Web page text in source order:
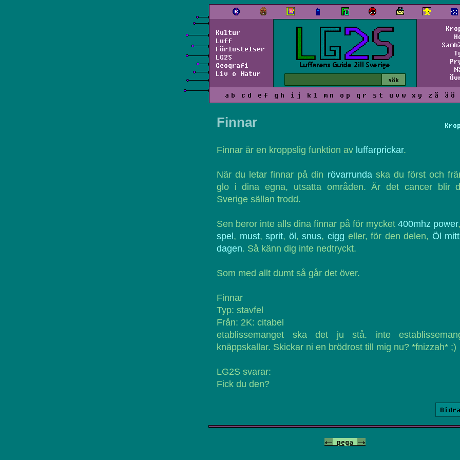
Kultur
Luff
Förlustelser
LG2S
Geografi
Liv o Natur
a b c d e f g h i j k l m n o p q r s t u v w x y z å ä ö
Finnar
Finnar är en kroppslig funktion av luffarprickar.
När du letar finnar på din rövarrundaska du först och
glo i dina egna, utsatta områden. Är det cancer blir
Sverige sällan trodd.
Sen beror inte alls dina finnar på för mycket 400mhz power
spel , must,sprit, öl ,snus, cigg eller, för den delen, Öl
dagen. Så känn dig inte nedtryckt.
Som med allt dumt så går det över.
Finnar
Typ: stavfel
Från: 2K: citabel
etablissemanget ska det ju stå. inte
knäppskallar. Skickar ni en brödrost till mig nu? *fnizzah* ;)
LG2S svarar:
Fick du den?
<- pega ->